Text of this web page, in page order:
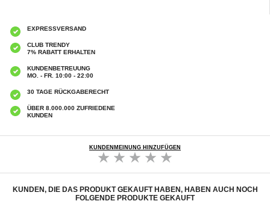
EXPRESSVERSAND
CLUB TRENDY
7% RABATT ERHALTEN
KUNDENBETREUUNG
MO. - FR. 10:00 - 22:00
30 TAGE RÜCKGABERECHT
ÜBER 8.000.000 ZUFRIEDENE
KUNDEN
KUNDENMEINUNG HINZUFÜGEN
KUNDEN, DIE DAS PRODUKT GEKAUFT HABEN, HABEN AUCH NOCH
FOLGENDE PRODUKTE GEKAUFT